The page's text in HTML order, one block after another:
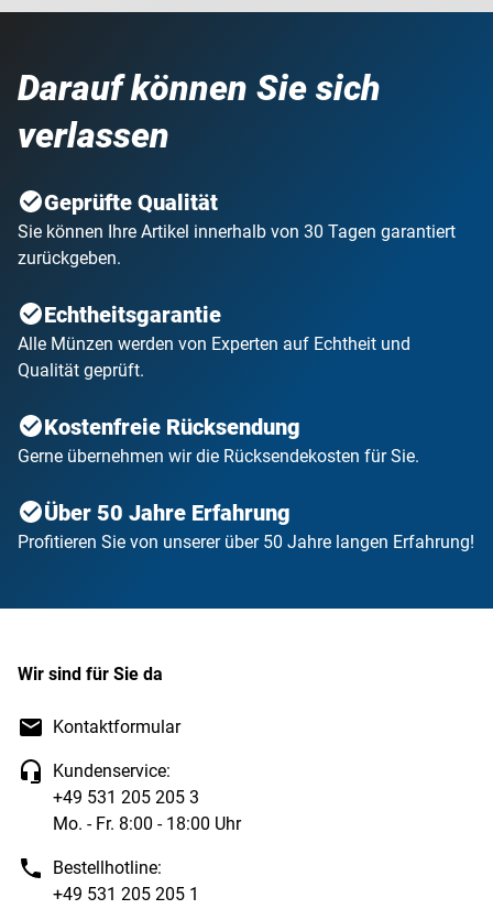
Darauf können Sie sich
verlassen
Geprüfte Qualität
Sie können Ihre Artikel innerhalb von 30 Tagen garantiert
zurückgeben.
Echtheitsgarantie
Alle Münzen werden von Experten auf Echtheit und
Qualität geprüft.
Kostenfreie Rücksendung
Gerne übernehmen wir die Rücksendekosten für Sie.
Über 50 Jahre Erfahrung
Profitieren Sie von unserer über 50 Jahre langen Erfahrung!
Wir sind für Sie da
Kontaktformular
Kundenservice:
+49 531 205 205 3
Mo. - Fr. 8:00 - 18:00 Uhr
Bestellhotline:
+49 531 205 205 1